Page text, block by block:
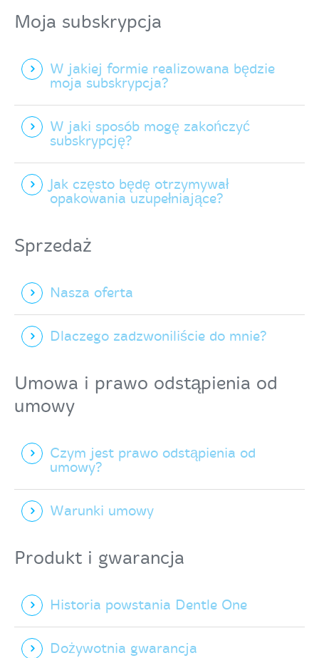
Moja subskrypcja
W jakiej formie realizowana będzie
moja subskrypcja?
W jaki sposób mogę zakończyć
subskrypcję?
Jak często będę otrzymywał
opakowania uzupełniające?
Sprzedaż
Nasza oferta
Dlaczego zadzwoniliście do mnie?
Umowa i prawo odstąpienia od
umowy
Czym jest prawo odstąpienia od
umowy?
Warunki umowy
Produkt i gwarancja
Historia powstania Dentle One
Dożywotnia gwarancja